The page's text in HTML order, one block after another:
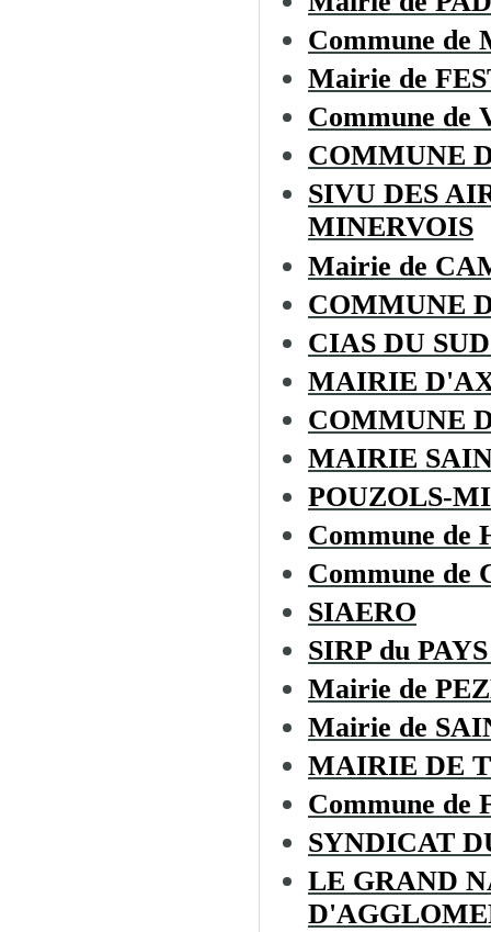
Commune de
Mairie de
Commune de
COMMUNE
SIVU DES
MINERVOIS
Mairie de
COMMUNE
CIAS DU
MAIRIE
COMMUNE
MAIRIE
POUZOLS-
Commune de
Commune de
SIAERO
SIRP du
Mairie de
Mairie de
MAIRIE DE
Commune de
SYNDICAT
LE GRAND